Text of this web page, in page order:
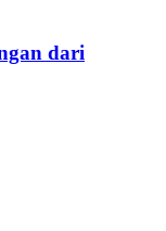
dari